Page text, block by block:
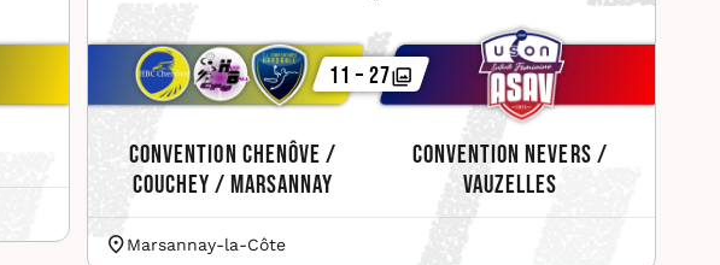
Convention Chenôve /
Couchey / Marsannay
Convention Nevers /
Vauzelles
11 – 27
Marsannay-la-Côte